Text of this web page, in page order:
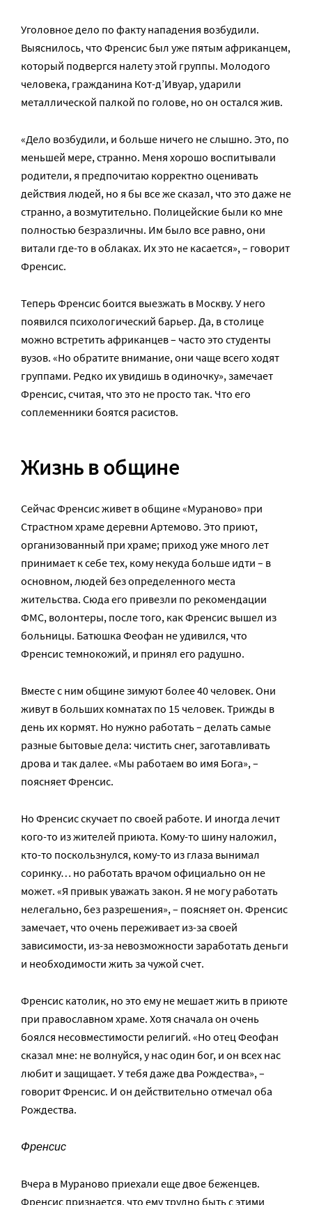
Уголовное дело по факту нападения возбудили.
Выяснилось, что Френсис был уже пятым африканцем,
который подвергся налету этой группы. Молодого
человека, гражданина Кот-д’Ивуар, ударили
металлической палкой по голове, но он остался жив.
«Дело возбудили, и больше ничего не слышно. Это, по
меньшей мере, странно. Меня хорошо воспитывали
родители, я предпочитаю корректно оценивать
действия людей, но я бы все же сказал, что это даже не
странно, а возмутительно. Полицейские были ко мне
полностью безразличны. Им было все равно, они
витали где-то в облаках. Их это не касается», – говорит
Френсис.
Теперь Френсис боится выезжать в Москву. У него
появился психологический барьер. Да, в столице
можно встретить африканцев – часто это студенты
вузов. «Но обратите внимание, они чаще всего ходят
группами. Редко их увидишь в одиночку», замечает
Френсис, считая, что это не просто так. Что его
соплеменники боятся расистов.
Жизнь в общине
Сейчас Френсис живет в общине «Мураново» при
Страстном храме деревни Артемово. Это приют,
организованный при храме; приход уже много лет
принимает к себе тех, кому некуда больше идти – в
основном, людей без определенного места
жительства. Сюда его привезли по рекомендации
ФМС, волонтеры, после того, как Френсис вышел из
больницы. Батюшка Феофан не удивился, что
Френсис темнокожий, и принял его радушно.
Вместе с ним общине зимуют более 40 человек. Они
живут в больших комнатах по 15 человек. Трижды в
день их кормят. Но нужно работать – делать самые
разные бытовые дела: чистить снег, заготавливать
дрова и так далее. «Мы работаем во имя Бога», –
поясняет Френсис.
Но Френсис скучает по своей работе. И иногда лечит
кого-то из жителей приюта. Кому-то шину наложил,
кто-то поскользнулся, кому-то из глаза вынимал
соринку… но работать врачом официально он не
может. «Я привык уважать закон. Я не могу работать
нелегально, без разрешения», – поясняет он. Френсис
замечает, что очень переживает из-за своей
зависимости, из-за невозможности заработать деньги
и необходимости жить за чужой счет.
Френсис католик, но это ему не мешает жить в приюте
при православном храме. Хотя сначала он очень
боялся несовместимости религий. «Но отец Феофан
сказал мне: не волнуйся, у нас один бог, и он всех нас
любит и защищает. У тебя даже два Рождества», –
говорит Френсис. И он действительно отмечал оба
Рождества.
Френсис
Вчера в Мураново приехали еще двое беженцев.
Френсис признается, что ему трудно быть с этими